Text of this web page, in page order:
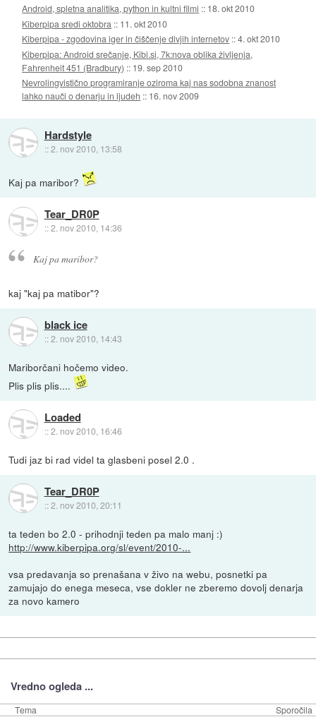
Android, spletna analitika, python in kultni filmi :: 18. okt 2010
Kiberpipa sredi oktobra :: 11. okt 2010
Kiberpipa - zgodovina iger in čiščenje divjih internetov ::4. okt 2010
Kiberpipa: Android srečanje, Kibi.si, 7k:nova oblika življenja,
Fahrenheit 451 (Bradbury) :: 19. sep 2010
Nevrolingvistično programiranje oziroma kaj nas sodobna znanost
lahko nauči o denarju in ljudeh :: 16. nov 2009
Hardstyle
::2. nov 2010, 13:58
Kaj pa maribor?
Tear_DR0P
::2. nov 2010, 14:36
Kaj pa maribor?
kaj "kaj pa matibor"?
black ice
::2. nov 2010, 14:43
Mariborčani hočemo video.
Plis plis plis....
Loaded
::2. nov 2010, 16:46
Tudi jaz bi rad videl ta glasbeni posel 2.0 .
Tear_DR0P
::2. nov 2010, 20:11
ta teden bo 2.0 - prihodnji teden pa malo manj :)
http://www.kiberpipa.org/sl/event/2010-...
vsa predavanja so prenašana v živo na webu, posnetki pa
zamujajo do enega meseca, vse dokler ne zberemo dovolj denarja
za novo kamero
Vredno ogleda ...
Tema Sporočila